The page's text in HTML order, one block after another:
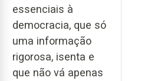
essenciais à
democracia, que só
uma informação
rigorosa, isenta e
que não vá apenas